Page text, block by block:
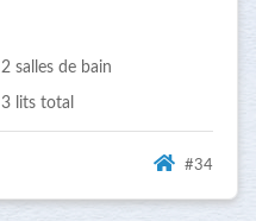
2 salles de bain
3 lits total
#34